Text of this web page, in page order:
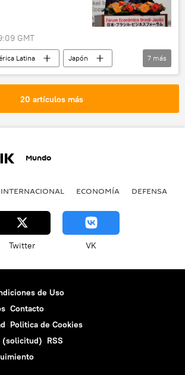
GMT
Latina
Japón
Alianza del Pacífico
Abe
7 más
20 artículos más
Mundo
INTERNACIONAL ECONOMÍA DEFENSA
Twitter VK
de Uso
Contacto
Politica de Cookies
(solicitud) RSS